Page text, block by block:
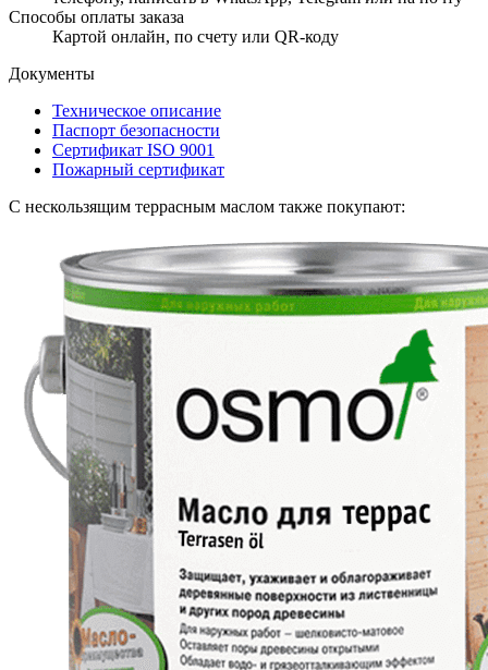
Способы оплаты заказа
Картой онлайн, по счету или QR-коду
Документы
Техническое описание
Паспорт безопасности
Сертификат ISO 9001
Пожарный сертификат
С нескользящим террасным маслом также покупают: